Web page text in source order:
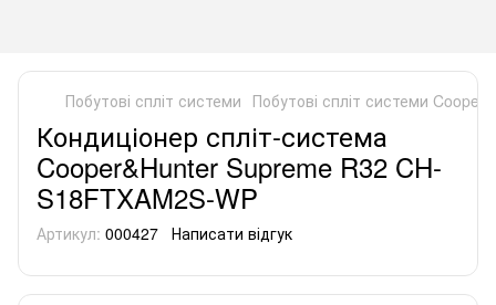
Побутові спліт системи Побутові спліт системи
Кондиціонер спліт-система
Cooper&Hunter Supreme R32 CH-
S18FTXAM2S-WP
Артикул: 000427 Написати відгук